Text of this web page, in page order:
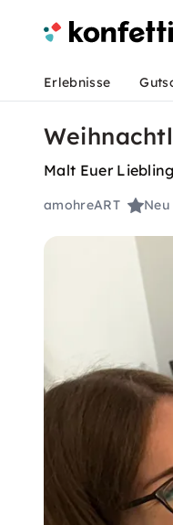
Erlebnisse
Malt Euer
amohreART Neu